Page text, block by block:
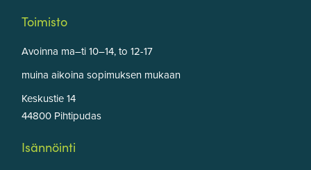
Toimisto
Avoinna ma–ti 10–14, to 12-17
muina aikoina sopimuksen mukaan
Keskustie 14
44800 Pihtipudas
Isännöinti